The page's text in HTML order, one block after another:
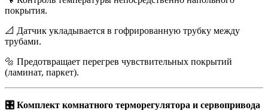
покрытия.
📐 Датчик укладывается в гофрированную трубку между
трубами.
🔩 Предотвращает перегрев чувствительных покрытий
(ламинат, паркет).
🎛️ Комплект комнатного терморегулятора и сервопривода